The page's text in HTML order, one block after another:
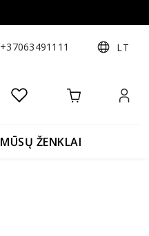
+37063491111 LT
MŪSŲ ŽENKLAI